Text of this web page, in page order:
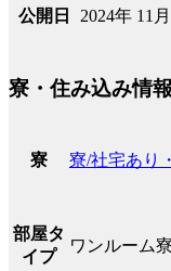
公開日 2024年 11
寮・住み込み情報
寮 寮/社宅あり
部屋タ
イプ
ワンルーム